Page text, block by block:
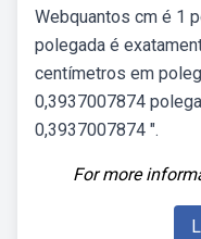
Webquantos cm é 1
polegada é
centímetros em
0,3937007874
0,3937007874 ″.
For more